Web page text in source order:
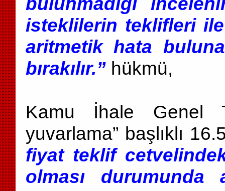
isteklilerin teklifleri
aritmetik hata
bırakılır.” hükmü,
Kamu İhale Genel
yuvarlama” başlıklı
fiyat teklif
olması